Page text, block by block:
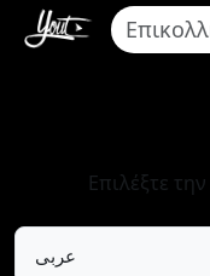
Επιλέξτε
عربى